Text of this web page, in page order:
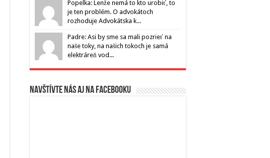
Popelka: Lenže nemá to kto urobiť, to
je ten problém. O advokátoch
rozhoduje Advokátska k...
Padre: Asi by sme sa mali pozrieť na
naše toky, na našich tokoch je samá
elektráreň vod...
Navštívte nás aj na Facebooku